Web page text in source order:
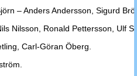
– Anders Andersson, Sigurd
Nilsson, Ronald Pettersson, Ulf
Carl-Göran Öberg.